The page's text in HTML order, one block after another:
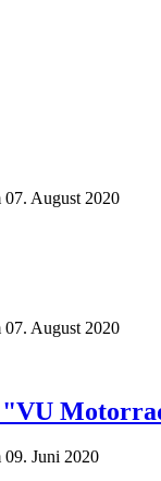
07. August 2020
07. August 2020
"VU
09. Juni 2020